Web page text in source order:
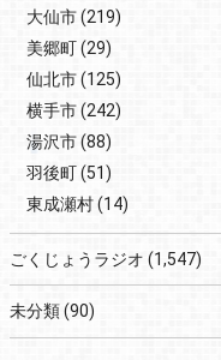
大仙市(219)
美郷町(29)
仙北市(125)
横手市(242)
湯沢市(88)
羽後町(51)
東成瀬村(14)
ごくじょうラジオ (1,547)
未分類(90)